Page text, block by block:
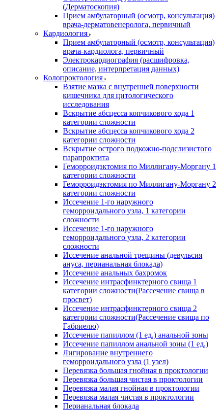
(Дерматоскопия)
Прием амбулаторный (осмотр, консультация)
врача-дерматовенеролога, первичный
Кардиология
Прием амбулаторный (осмотр, консультация)
врача-кардиолога, первичный
Электрокардиография (расшифровка,
описание, интерпретация данных)
Колопроктология
Взятие мазка с внутренней поверхности
кишечника для цитологического
исследования
Вскрытие абсцесса копчикового хода 1
категории сложности
Вскрытие абсцесса копчикового хода 2
категории сложности
Вскрытие острого подкожно-подслизистого
парапроктита
Геморроидэктомия по Миллигану-Моргану 1
категории сложности
Геморроидэктомия по Миллигану-Моргану 2
категории сложности
Иссечение 1-го наружного
геморроидального узла, 1 категории
сложности
Иссечение 1-го наружного
геморроидального узла, 2 категории
сложности
Иссечение анальной трещины (девульсия
ануса, перианальная блокада)
Иссечение анальных бахромок
Иссечение интрасфинктерного свища 1
категории сложности(Рассечение свища в
просвет)
Иссечение интрасфинктерного свища 2
категории сложности(Рассечение свища по
Габриелю)
Иссечение папиллом (1 ед.) анальной зоны
Иссечение папиллом анальной зоны (1 ед.)
Лигирование внутреннего
геморроидального узла (1 узел)
Перевязка большая гнойная в проктологии
Перевязка большая чистая в проктологии
Перевязка малая гнойная в проктологии
Перевязка малая чистая в проктологии
Перианальная блокада